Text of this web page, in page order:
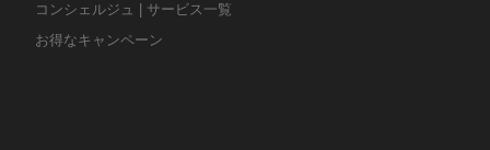
コンシェルジュ | サービス一覧
お得なキャンペーン